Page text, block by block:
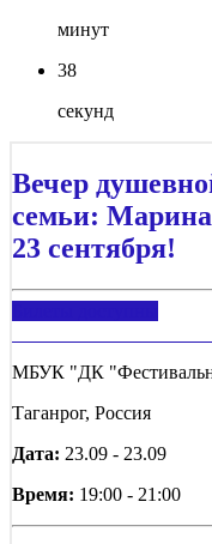
минут
37
секунд
Вечер
семьи: Марина
23 сентября!
МБУК "ДК
Таганрог, Россия
Дата: 23.09 - 23.09
Время: 19:00 - 21:00